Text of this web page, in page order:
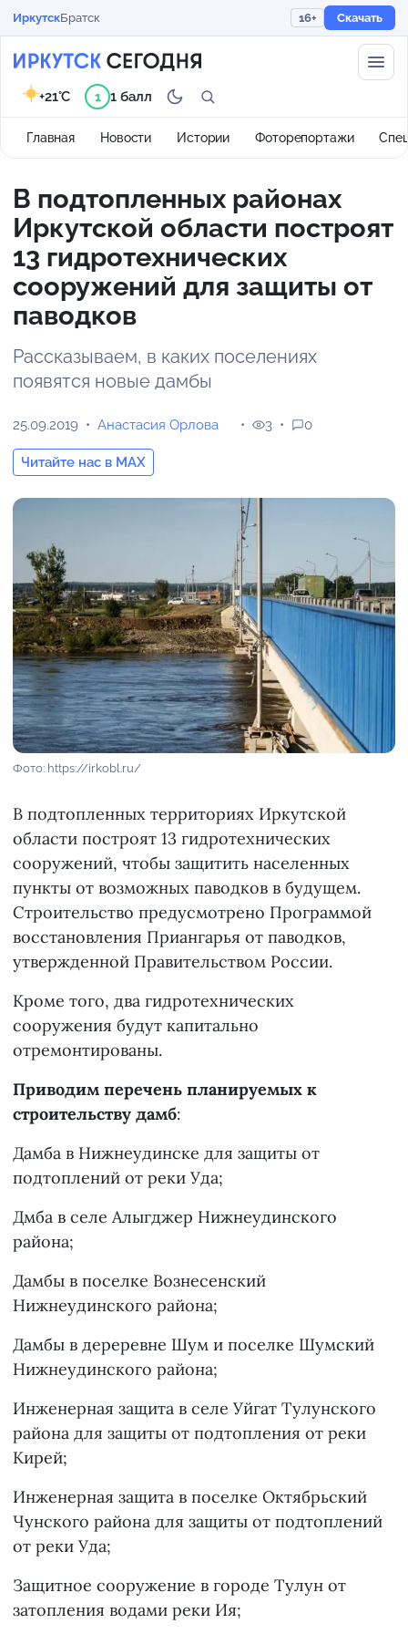
ИркутскБратск 16+ Скачать
Главная Новости Истории Фоторепортажи
+21°C 1 1 балл
В подтопленных районах
Иркутской области построят
13 гидротехнических
сооружений для защиты от
паводков
Рассказываем, в каких поселениях
появятся новые дамбы
25.09.2019 Анастасия Орлова
Читайте нас в MAX
3 0
Фото: https://irkobl.ru/
В подтопленных территориях Иркутской
области построят 13 гидротехнических
сооружений, чтобы защитить населенных
пункты от возможных паводков в будущем.
Строительство предусмотрено Программой
восстановления Приангарья от паводков,
утвержденной Правительством России.
Кроме того, два гидротехнических
сооружения будут капитально
отремонтированы.
Приводим перечень планируемых к
строительству дамб:
Дамба в Нижнеудинске для защиты от
подтоплений от реки Уда;
Дмба в селе Алыгджер Нижнеудинского
района;
Дамбы в поселке Вознесенский
Нижнеудинского района;
Дамбы в дереревне Шум и поселке Шумский
Нижнеудинского района;
Инженерная защита в селе Уйгат Тулунского
района для защиты от подтопления от реки
Кирей;
Инженерная защита в поселке Октябрьский
Чунского района для защиты от подтоплений
от реки Уда;
Защитное сооружение в городе Тулун от
затопления водами реки Ия;